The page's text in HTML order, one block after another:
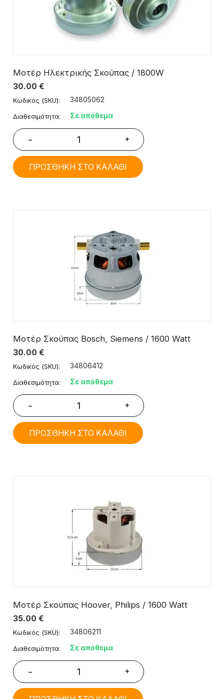
Μοτέρ Ηλεκτρικής Σκούπας / 1800W
30.00 €
Κωδικός (SKU): 34805062
Διαθεσιμότητα: Σε απόθεμα
− +
ΠΡΟΣΘΗΚΗ ΣΤΟ ΚΑΛΑΘΙ
Μοτέρ Σκούπας Bosch, Siemens / 1600 Watt
30.00 €
Κωδικός (SKU): 34806412
Διαθεσιμότητα: Σε απόθεμα
− +
ΠΡΟΣΘΗΚΗ ΣΤΟ ΚΑΛΑΘΙ
Μοτέρ Σκούπας Hoover, Philips / 1600 Watt
35.00 €
Κωδικός (SKU): 34806211
Διαθεσιμότητα: Σε απόθεμα
− +